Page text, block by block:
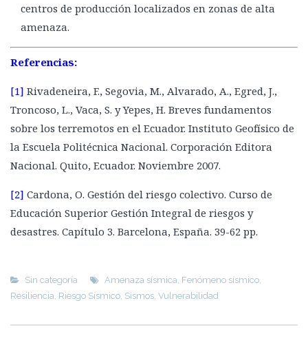
centros de producción localizados en zonas de alta
amenaza.
Referencias:
[1] Rivadeneira, F., Segovia, M., Alvarado, A., Egred, J.,
Troncoso, L., Vaca, S. y Yepes, H. Breves fundamentos
sobre los terremotos en el Ecuador. Instituto Geofísico de
la Escuela Politécnica Nacional. Corporación Editora
Nacional. Quito, Ecuador. Noviembre 2007.
[2] Cardona, O. Gestión del riesgo colectivo. Curso de
Educación Superior Gestión Integral de riesgos y
desastres. Capítulo 3. Barcelona, España. 39-62 pp.
Sin categoría Amenaza sísmica, Fenómeno sísmico,
Resiliencia, Riesgo Sísmico, Sismos, Vulnerabilidad